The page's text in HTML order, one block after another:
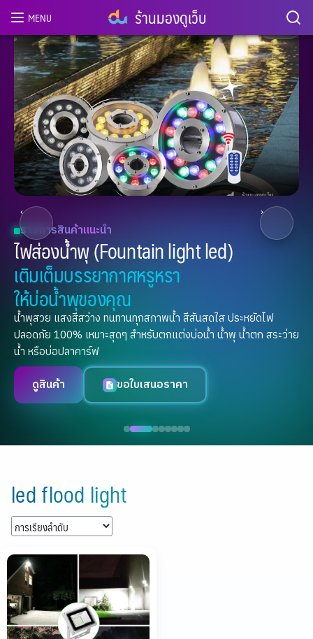
โคมไฟฝังพื้น Uplight LED
โคมไฟฝังพื้น Uplight LED
เพิ่มเสน่ห์ให้ทางเดินยามค่ำคืน ส่องสว่างเต็ม
ประสิทธิภาพ ประหยัดไฟ ปลอดภัยสูง
แสงสีสุดประทับใจ แสงไฟที่กลมกลืนไปกับธรรมชาติ
เพิ่มมิติให้ต้นไม้และทางเดินมีชีวิตชีวา
ปลอดภัยมั่นใจทุกการใช้งาน
ดูสินค้า
กดสั่งซื้อเลย
‹ ›
/ 8
content
ร้านมองดูเว็บ
MENU
led flood light